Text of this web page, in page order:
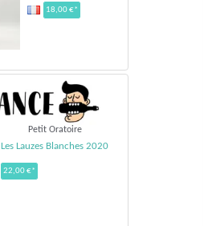
18,00 €*
Petit Oratoire
Les Lauzes Blanches 2020
22,00 €*